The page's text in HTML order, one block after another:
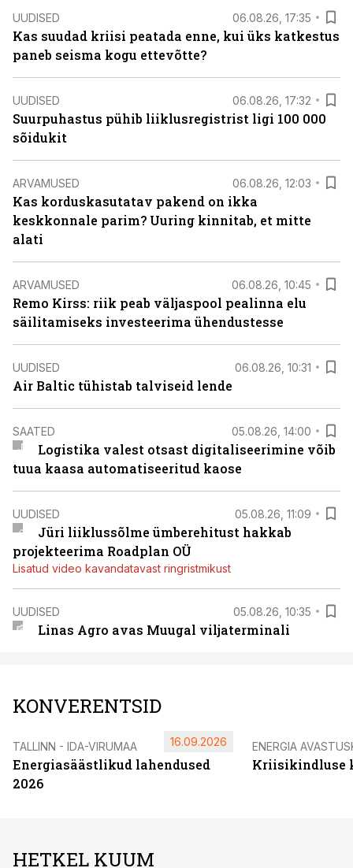
UUDISED 06.08.26, 17:35
Kas suudad kriisi peatada enne, kui üks katkestus
paneb seisma kogu ettevõtte?
UUDISED 06.08.26, 17:32
Suurpuhastus pühib liiklusregistrist ligi 100 000
sõidukit
ARVAMUSED 06.08.26, 12:03
Kas korduskasutatav pakend on ikka
keskkonnale parim? Uuring kinnitab, et mitte
alati
ARVAMUSED 06.08.26, 10:45
Remo Kirss: riik peab väljaspool pealinna elu
säilitamiseks investeerima ühendustesse
UUDISED 06.08.26, 10:31
Air Baltic tühistab talviseid lende
SAATED 05.08.26, 14:00
Logistika valest otsast digitaliseerimine võib
tuua kaasa automatiseeritud kaose
UUDISED 05.08.26, 11:09
Jüri liiklussõlme ümberehitust hakkab
projekteerima Roadplan OÜ
Lisatud video kavandatavast ringristmikust
UUDISED 05.08.26, 10:35
Linas Agro avas Muugal viljaterminali
KONVERENTSID
TALLINN - IDA-VIRUMAA
Energiasäästlikud lahendused
2026
16.09.2026 ENERGIA
Kriisikindluse
HETKEL KUUM